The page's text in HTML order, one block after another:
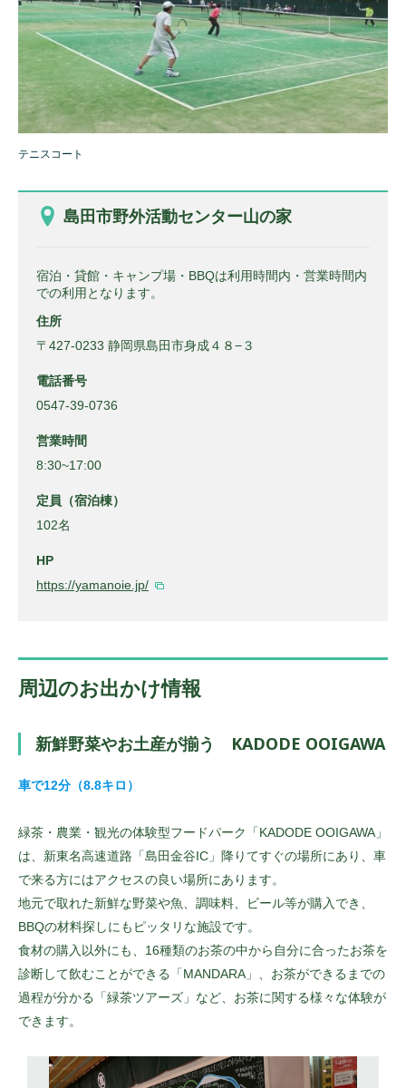
テニスコート
島田市野外活動センター山の家
宿泊・貸館・キャンプ場・BBQは利用時間内・営業時間内
での利用となります。
住所
〒427-0233 静岡県島田市身成４８−３
電話番号
0547-39-0736
営業時間
8:30~17:00
定員（宿泊棟）
102名
HP
https://yamanoie.jp/
周辺のお出かけ情報
新鮮野菜やお土産が揃う KADODE OOIGAWA
車で12分（8.8キロ）
緑茶・農業・観光の体験型フードパーク「KADODE OOIGAWA」
は、新東名高速道路「島田金谷IC」降りてすぐの場所にあり、車
で来る方にはアクセスの良い場所にあります。
地元で取れた新鮮な野菜や魚、調味料、ビール等が購入でき、
BBQの材料探しにもピッタリな施設です。
食材の購入以外にも、16種類のお茶の中から自分に合ったお茶を
診断して飲むことができる「MANDARA」、お茶ができるまでの
過程が分かる「緑茶ツアーズ」など、お茶に関する様々な体験が
できます。